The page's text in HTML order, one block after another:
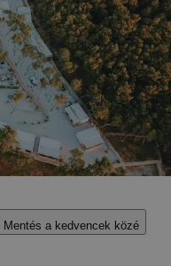
Mentés a kedvencek közé